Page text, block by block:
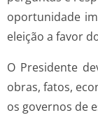
oportunidade
eleição a favor
O Presidente
obras, fatos,
os governos de